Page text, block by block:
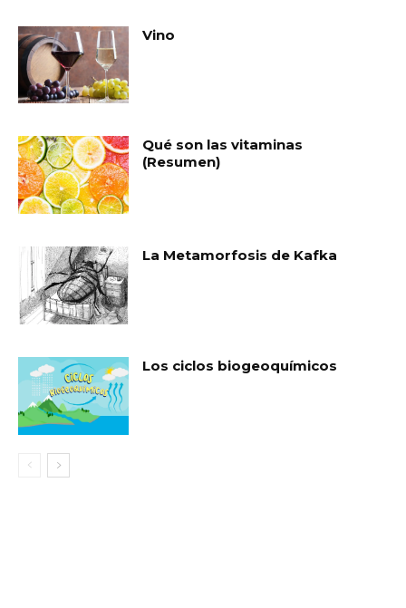
Vino
Qué son las vitaminas
(Resumen)
La Metamorfosis de Kafka
Los ciclos biogeoquímicos